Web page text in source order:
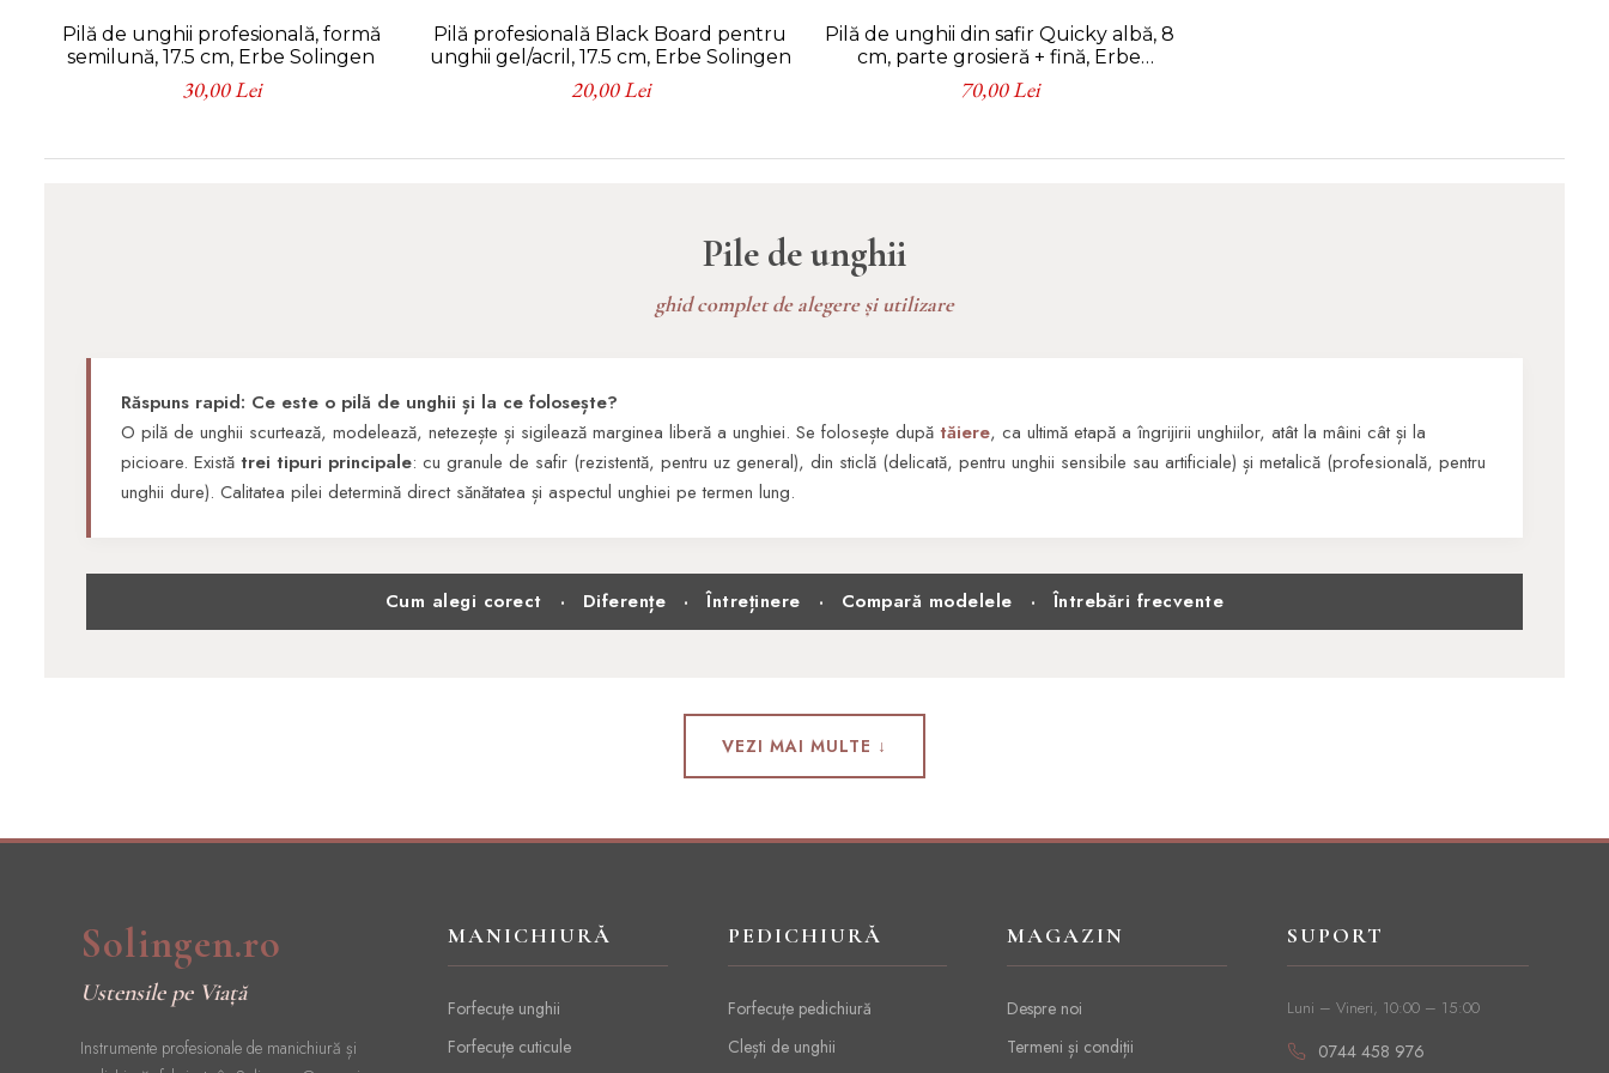
Pilă de unghii profesională, formă
semilună, 17.5 cm, Erbe Solingen
30,00 Lei
Pilă profesională Black Board pentru
unghii gel/acril, 17.5 cm, Erbe Solingen
20,00 Lei
Pilă de unghii din safir Quicky albă, 8
cm, parte grosieră + fină, Erbe
Solingen
70,00 Lei
Pile de unghii
ghid complet de alegere și utilizare
Răspuns rapid: Ce este o pilă de unghii și la ce folosește?
O pilă de unghii scurtează, modelează, netezește și sigilează marginea liberă a unghiei. Se folosește după tăiere, ca ultimă etapă a îngrijirii unghiilor, atât la mâini cât și la
picioare. Există trei tipuri principale: cu granule de safir (rezistentă, pentru uz general), din sticlă (delicată, pentru unghii sensibile sau artificiale) și metalică (profesională, pentru
unghii dure). Calitatea pilei determină direct sănătatea și aspectul unghiei pe termen lung.
Cum alegi corect · Diferențe · Întreținere · Compară modelele · Întrebări frecvente
VEZI MAI MULTE ↓
Solingen.ro
Ustensile pe Viață
Instrumente profesionale de manichiură și
MANICHIURĂ
Forfecuțe unghii
Forfecuțe cuticule
PEDICHIURĂ
Forfecuțe pedichiură
Clești de unghii
MAGAZIN
Despre noi
Termeni și condiții
SUPORT
Luni – Vineri, 10:00 – 15:00
0744 458 976